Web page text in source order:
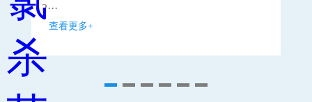
2···
查看更多+